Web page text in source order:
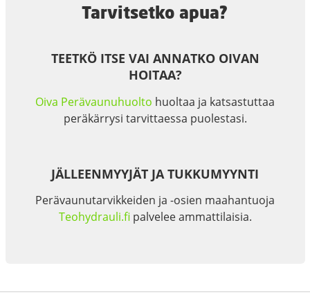
Tarvitsetko apua?
TEETKÖ ITSE VAI ANNATKO OIVAN
HOITAA?
Oiva Perävaunuhuolto huoltaa ja katsastuttaa
peräkärrysi tarvittaessa puolestasi.
JÄLLEENMYYJÄT JA TUKKUMYYNTI
Perävaunutarvikkeiden ja -osien maahantuoja
Teohydrauli.fi palvelee ammattilaisia.